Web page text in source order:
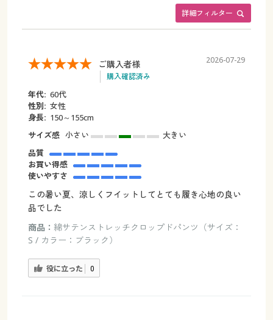
詳細フィルター
ご購入者様
購入確認済み
2026-07-29
年代: 60代
性別: 女性
身長: 150～155cm
サイズ感 小さい
大きい
品質
お買い得感
使いやすさ
この暑い夏、涼しくフイットしてとても履き心地の良い
品でした
商品： 綿サテンストレッチクロップドパンツ（サイズ：
S / カラー：ブラック）
役に立った 0